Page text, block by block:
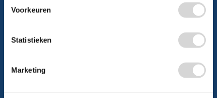
Voorkeuren
Statistieken
Marketing
Schrijf je in en ontvang direct
Krijg af en toe mails van ons